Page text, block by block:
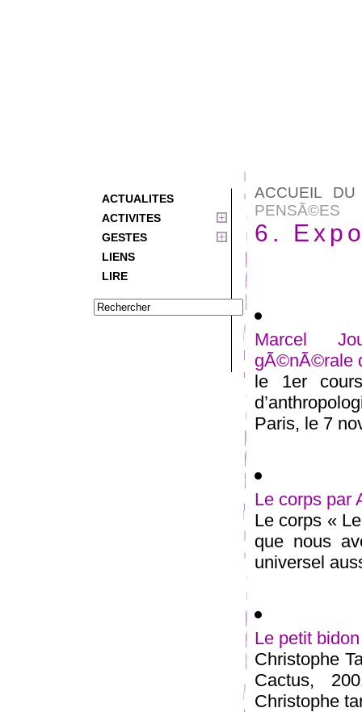
ACTUALITES
ACTIVITES
GESTES
LIENS
LIRE
ACCUEIL
PENSÃ©ES
6.
Marcel
gÃ©nÃ©rale
le 1er
Paris, le 7
Le corps par
Le corps «
que nous
universel
Le petit
Christophe
Cactus,
Christophe